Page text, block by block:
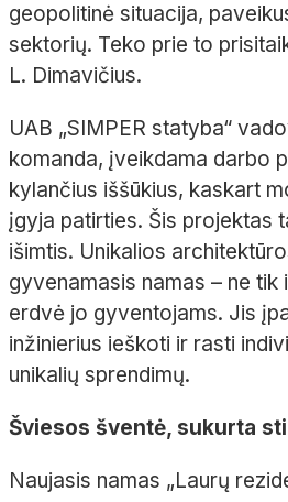
geopolitinė situacija,
sektorių. Teko prie to
L. Dimavičius.
UAB „SIMPER statyba“
komanda, įveikdama darbo
kylančius iššūkius, kaskart
įgyja patirties. Šis projektas
išimtis. Unikalios
gyvenamasis namas – ne tik
erdvė jo gyventojams. Jis
inžinierius ieškoti ir rasti
unikalių sprendimų.
Šviesos šventė, sukurta
Naujasis namas „Laurų